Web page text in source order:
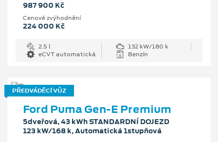
987 900 Kč
Cenové zvýhodnění
224 000 Kč
2.5 l
132 kW/180 k
eCVT automatická
Benzín
PŘEDVÁDĚCÍ VŮZ
Ford Puma Gen-E Premium
5dveřová, 43 kWh STANDARDNÍ DOJEZD
123 kW/168 k, Automatická 1stupňová